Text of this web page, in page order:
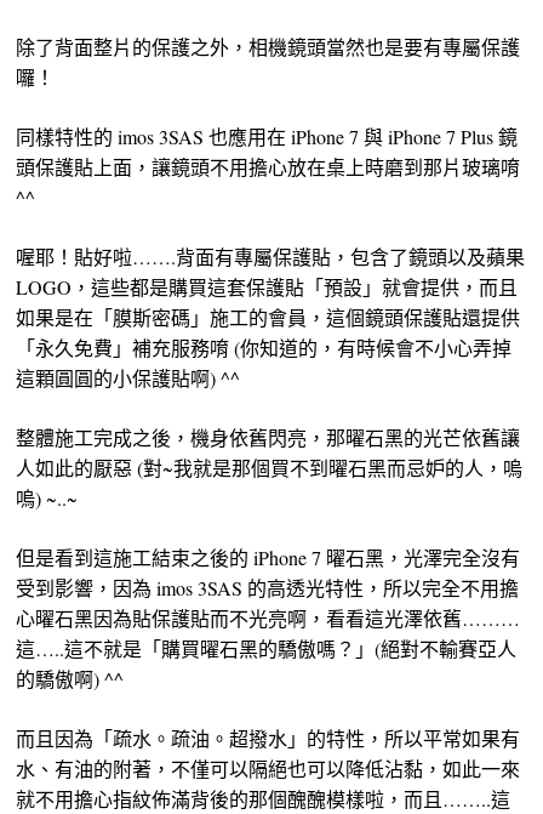
除了背面整片的保護之外，相機鏡頭當然也是要有專屬保護
囉！
同樣特性的 imos 3SAS 也應用在 iPhone 7 與 iPhone 7 Plus 鏡
頭保護貼上面，讓鏡頭不用擔心放在桌上時磨到那片玻璃唷
^^
喔耶！貼好啦…….背面有專屬保護貼，包含了鏡頭以及蘋果
LOGO，這些都是購買這套保護貼「預設」就會提供，而且
如果是在「膜斯密碼」施工的會員，這個鏡頭保護貼還提供
「永久免費」補充服務唷 (你知道的，有時候會不小心弄掉
這顆圓圓的小保護貼啊) ^^
整體施工完成之後，機身依舊閃亮，那曜石黑的光芒依舊讓
人如此的厭惡 (對~我就是那個買不到曜石黑而忌妒的人，嗚
嗚) ~..~
但是看到這施工結束之後的 iPhone 7 曜石黑，光澤完全沒有
受到影響，因為 imos 3SAS 的高透光特性，所以完全不用擔
心曜石黑因為貼保護貼而不光亮啊，看看這光澤依舊………
這…..這不就是「購買曜石黑的驕傲嗎？」(絕對不輸賽亞人
的驕傲啊) ^^
而且因為「疏水。疏油。超撥水」的特性，所以平常如果有
水、有油的附著，不僅可以隔絕也可以降低沾黏，如此一來
就不用擔心指紋佈滿背後的那個醜醜模樣啦，而且……..這